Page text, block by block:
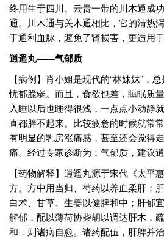
终用生于四川、云贵一带的川木通成
通。川木通与关木通相比，它的清热
于通利血脉，避免了肾损害，更适用于
逍遥丸——气郁质
【病例】肖小姐是现代的“林妹妹”，
忧郁脆弱。而且，食欲也差，睡眠质
入睡以后也睡得很浅，一点点小动静
直都胖不起来。比较疲惫的时候就常
有明显的乳房涨痛感，甚至还会觉得
痛。经过专家诊断为：气郁质，建议逍
【药物解释】逍遥丸源于宋代《太平
方。方中用当归、芍药以养血柔肝；
白术、甘草、生姜以健脾和中；肝郁
解郁，配以薄荷协柴胡以调达肝木，
和，则诸病自愈。诸药配伍，肝脾并